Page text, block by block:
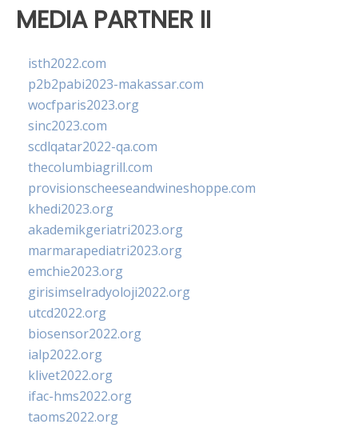
MEDIA PARTNER II
isth2022.com
p2b2pabi2023-makassar.com
wocfparis2023.org
sinc2023.com
scdlqatar2022-qa.com
thecolumbiagrill.com
provisionscheeseandwineshoppe.com
khedi2023.org
akademikgeriatri2023.org
marmarapediatri2023.org
emchie2023.org
girisimselradyoloji2022.org
utcd2022.org
biosensor2022.org
ialp2022.org
klivet2022.org
ifac-hms2022.org
taoms2022.org